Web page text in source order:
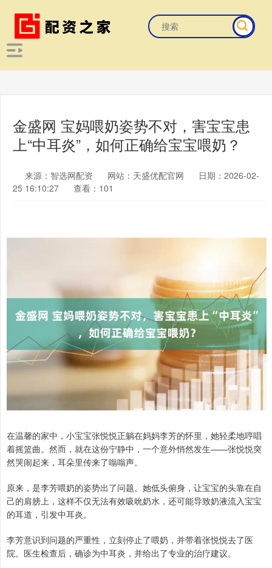
金盛网 宝妈喂奶姿势不对，害宝宝患
上“中耳炎”，如何正确给宝宝喂奶？
来源：智选网配资 网站：天盛优配官网
日期：2026-02-
25 16:10:27
查看：101
在温馨的家中，小宝宝张悦悦正躺在妈妈李芳的怀里，她轻柔地哼唱
着摇篮曲。然而，就在这份宁静中，一个意外悄然发生——张悦悦突
然哭闹起来，耳朵里传来了嗡嗡声。
原来，是李芳喂奶的姿势出了问题。她低头俯身，让宝宝的头靠在自
己的肩膀上，这样不仅无法有效吸吮奶水，还可能导致奶液流入宝宝
的耳道，引发中耳炎。
李芳意识到问题的严重性，立刻停止了喂奶，并带着张悦悦去了医
院。医生检查后，确诊为中耳炎，并给出了专业的治疗建议。